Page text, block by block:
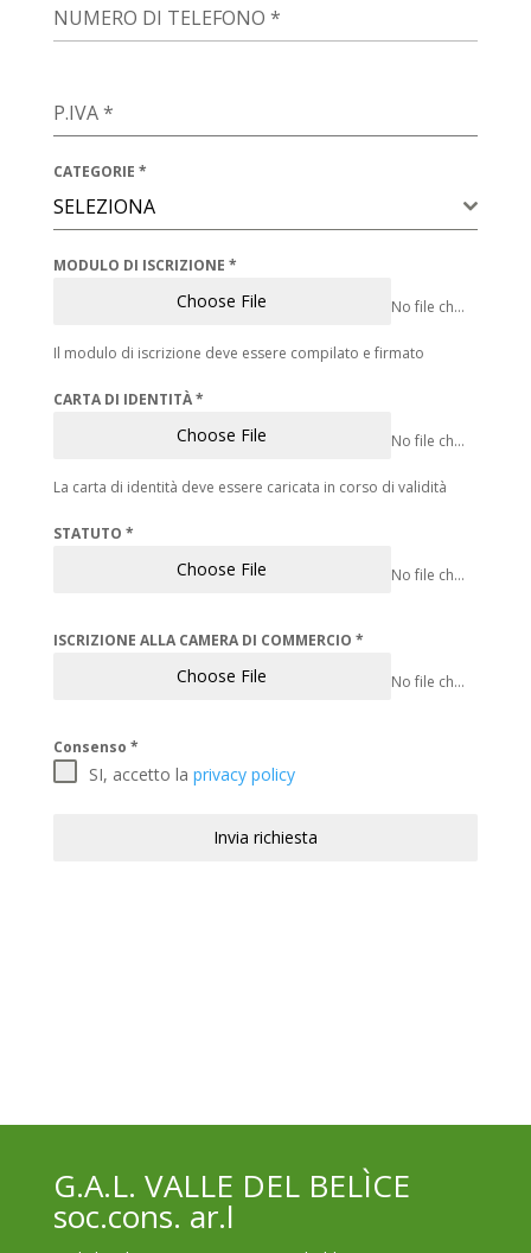
NUMERO DI TELEFONO *
P.IVA*
CATEGORIE *
SELEZIONA
MODULO DI ISCRIZIONE *
Choose File No file chosen
Il modulo di iscrizione deve essere compilato e firmato
CARTA DI IDENTITÀ*
Choose File No file chosen
La carta di identità deve essere caricata in corso di validità
STATUTO *
Choose File No file chosen
ISCRIZIONE ALLA CAMERA DI COMMERCIO *
Choose File No file chosen
Consenso *
SI, accetto la privacy policy
Invia richiesta
G.A.L. VALLE DEL BELÌCE
soc.cons. ar.l